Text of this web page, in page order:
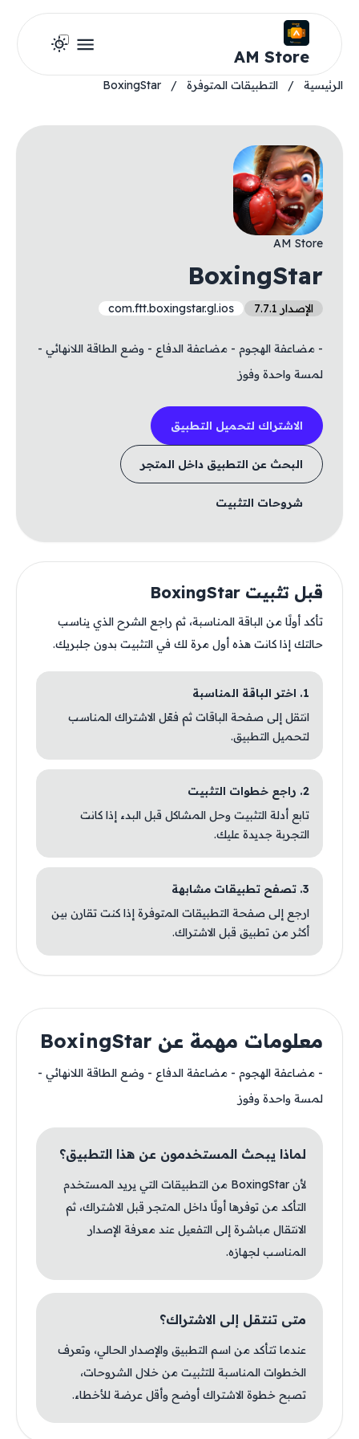
AM Store
الرئيسية / التطبيقات المتوفرة /
BoxingStar
AM Store
BoxingStar
الإصدار 7.7.1 com.ftt.boxingstar.gl.ios
- مضاعفة الهجوم - مضاعفة الدفاع - وضع الطاقة اللانهائي -
لمسة واحدة وفوز
الاشتراك لتحميل التطبيق
البحث عن التطبيق داخل المتجر
شروحات التثبيت
قبل تثبيت BoxingStar
تأكد أولًا من الباقة المناسبة، ثم راجع الشرح الذي يناسب
حالتك إذا كانت هذه أول مرة لك في التثبيت بدون جلبريك.
1. اختر الباقة المناسبة
انتقل إلى صفحة الباقات ثم فعّل الاشتراك المناسب
لتحميل التطبيق.
2. راجع خطوات التثبيت
تابع أدلة التثبيت وحل المشاكل قبل البدء إذا كانت
التجربة جديدة عليك.
3. تصفح تطبيقات مشابهة
ارجع إلى صفحة التطبيقات المتوفرة إذا كنت تقارن بين
أكثر من تطبيق قبل الاشتراك.
معلومات مهمة عن BoxingStar
- مضاعفة الهجوم - مضاعفة الدفاع - وضع الطاقة اللانهائي -
لمسة واحدة وفوز
لماذا يبحث المستخدمون عن هذا التطبيق؟
لأن BoxingStar من التطبيقات التي يريد المستخدم
التأكد من توفرها أولًا داخل المتجر قبل الاشتراك، ثم
الانتقال مباشرة إلى التفعيل عند معرفة الإصدار
المناسب لجهازه.
متى تنتقل إلى الاشتراك؟
عندما تتأكد من اسم التطبيق والإصدار الحالي، وتعرف
الخطوات المناسبة للتثبيت من خلال الشروحات،
تصبح خطوة الاشتراك أوضح وأقل عرضة للأخطاء.